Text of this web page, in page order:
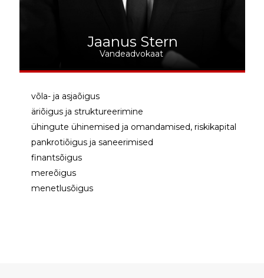
Jaanus Stern
Vandeadvokaat
võla- ja asjaõigus
äriõigus ja struktureerimine
ühingute ühinemised ja omandamised, riskikapital
pankrotiõigus ja saneerimised
finantsõigus
mereõigus
menetlusõigus